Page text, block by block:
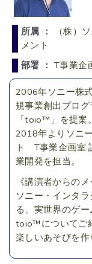
所属 ：
（株）
メント
部署 ： T事業企
2006年ソニー株
規事業創出プロ
「toio™」を提案。
2018年よりソニ
ト T事業企画室
業開発を担当。
《講演者からのメ
ソニー・インタ
る、実世界のゲ
toio™についてご
楽しいあそびを作